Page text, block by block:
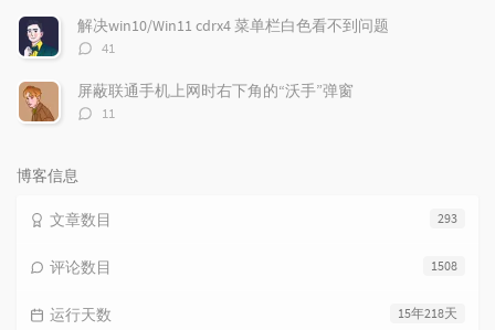
数：
解决win10/Win11 cdrx4 菜单栏白色看不到问题
评
数：
41
屏蔽联通手机上网时右下角的“沃手”弹窗
评
11
博客信息
293
文章数目
1508
评论数目
15年218天
运行天数